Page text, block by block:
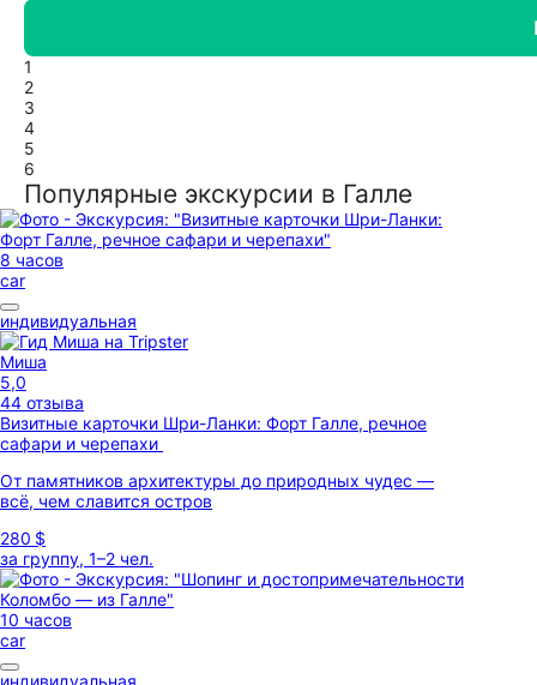
1
2
3
4
5
6
Популярные экскурсии в Галле
8 часов
car
индивидуальная
Миша
5,0
44 отзыва
Визитные карточки Шри-Ланки: Форт Галле, речное
сафари и черепахи
От памятников архитектуры до природных чудес —
всё, чем славится остров
280 $
за группу, 1–2 чел.
10 часов
car
индивидуальная